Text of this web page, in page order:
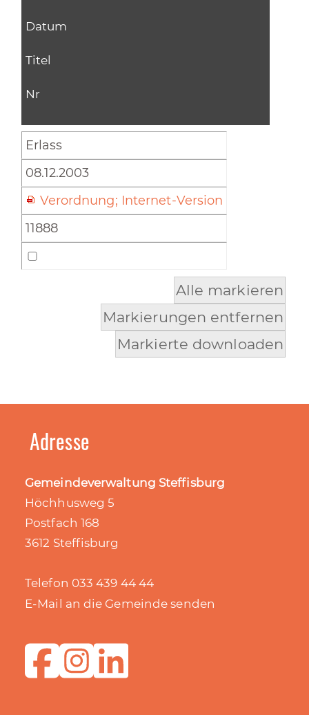
Datum
Titel
Nr
Erlass
08.12.2003
Verordnung; Internet-Version
11888
Alle markieren
Markierungen entfernen
Markierte downloaden
Adresse
Gemeindeverwaltung Steffisburg
Höchhusweg 5
Postfach 168
3612 Steffisburg
Telefon 033 439 44 44
E-Mail an die Gemeinde senden